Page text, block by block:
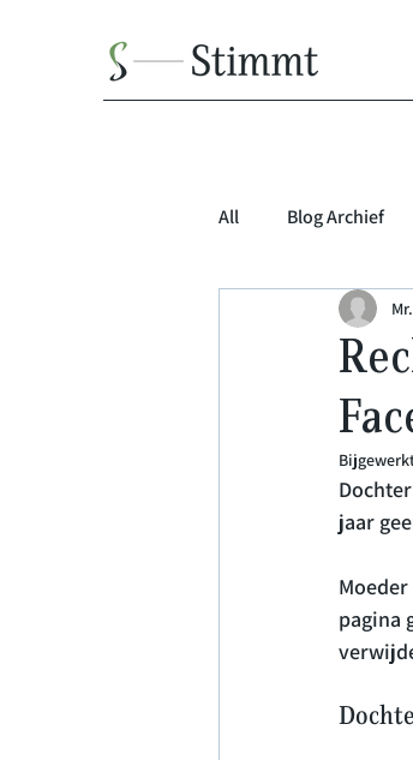
All Blog Archief
jaar
pagina